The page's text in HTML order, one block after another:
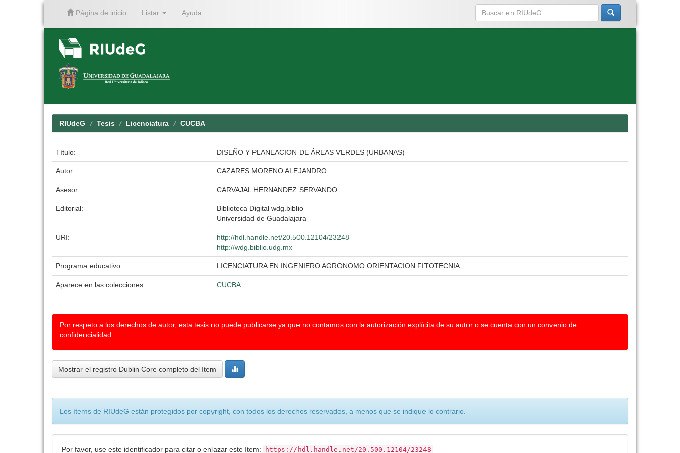
Página de inicio Listar Ayuda
RIUdeG Tesis Licenciatura CUCBA
Título: DISEÑO Y PLANEACION DE ÁREAS VERDES (URBANAS)
Autor: CAZARES MORENO ALEJANDRO
Asesor: CARVAJAL HERNANDEZ SERVANDO
Editorial:
Biblioteca Digital wdg.biblio
Universidad de Guadalajara
URI:
http://hdl.handle.net/20.500.12104/23248
http://wdg.biblio.udg.mx
Programa educativo: LICENCIATURA EN INGENIERO AGRONOMO ORIENTACION FITOTECNIA
Aparece en las colecciones: CUCBA
Por respeto a los derechos de autor, esta tesis no puede publicarse ya que no contamos con la autorización explícita de su autor o se cuenta con un convenio de
confidencialidad
Mostrar el registro Dublin Core completo del ítem
Los ítems de RIUdeG están protegidos por copyright, con todos los derechos reservados, a menos que se indique lo contrario.
Por favor, use este identificador para citar o enlazar este ítem: https://hdl.handle.net/20.500.12104/23248